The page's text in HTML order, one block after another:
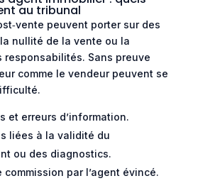
au tribunal
peuvent porter sur des
nullité de la vente ou la
responsabilités. Sans preuve
comme le vendeur peuvent se
et erreurs d’information.
liées à la validité du
ou des diagnostics.
commission par l’agent évincé.